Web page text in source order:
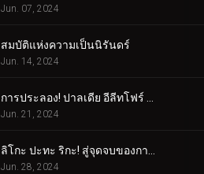
Jun. 07, 2024
สมบัติแห่งความเป็นนิรันดร์
Jun. 14, 2024
Jun. 21, 2024
Jun. 28, 2024